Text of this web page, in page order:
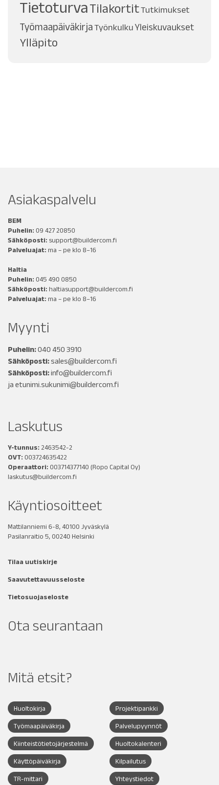
TietoturvaTilakortitTutkimukset
TyömaapäiväkirjaTyönkulkuYleiskuvaukset
Ylläpito
Asiakaspalvelu
BEM
Puhelin: 09 427 20850
Sähköposti: support@buildercom.fi
Palveluajat: ma – pe klo 8–16
Haltia
Puhelin: 045 490 0850
Sähköposti: haltiasupport@buildercom.fi
Palveluajat: ma – pe klo 8–16
Myynti
Puhelin:040 450 3910
Sähköposti:sales@buildercom.fi
Sähköposti:info@buildercom.fi
ja etunimi.sukunimi@buildercom.fi
Laskutus
Y-tunnus: 2463542-2
OVT: 003724635422
Operaattori: 003714377140 (Ropo Capital Oy)
laskutus@buildercom.fi
Käyntiosoitteet
Mattilanniemi 6-8, 40100 Jyväskylä
Pasilanraitio 5, 00240 Helsinki
Tilaa uutiskirje
Saavutettavuusseloste
Tietosuojaseloste
Ota seurantaan
Mitä etsit?
Huoltokirja Projektipankki
Työmaapäiväkirja Palvelupyynnöt
Kiinteistötietojärjestelmä Huoltokalenteri
Käyttöpäiväkirja Kilpailutus
TR-mittari Yhteystiedot